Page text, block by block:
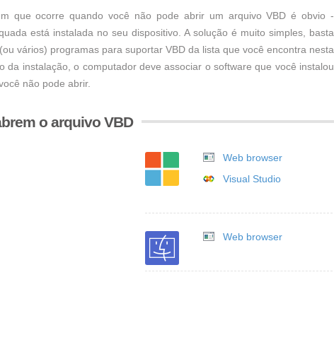
que ocorre quando você não pode abrir um arquivo VBD é obvio -
está instalada no seu dispositivo. A solução é muito simples, basta
vários) programas para suportar VBD da lista que você encontra nesta
da instalação, o computador deve associar o software que você instalou
não pode abrir.
o arquivo VBD
Web browser
Visual Studio
Web browser